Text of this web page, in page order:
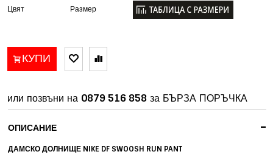
Цвят Размер
КУПИ
или позвъни на 0879 516 858 за БЪРЗА ПОРЪЧКА
-
ОПИСАНИЕ
ДАМСКО ДОЛНИЩЕ NIKE DF SWOOSH RUN PANT